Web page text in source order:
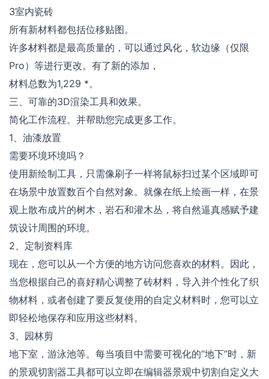
3室内瓷砖
所有新材料都包括位移贴图。
许多材料都是最高质量的，可以通过风化，软边缘（仅限
Pro）等进行更改。有了新的添加，
材料总数为1,229 *。
三、可靠的3D渲染工具和效果。
简化工作流程。并帮助您完成更多工作。
1、油漆放置
需要环境环境吗？
使用新绘制工具，只需像刷子一样将鼠标扫过某个区域即可
在场景中放置数百个自然对象。就像在纸上绘画一样，在景
观上散布成片的树木，岩石和灌木丛，将自然逼真感赋予建
筑设计周围的环境。
2、定制资料库
现在，您可以从一个方便的地方访问您喜欢的材料。因此，
当您根据自己的喜好精心调整了砖材料，导入并个性化了织
物材料，或者创建了要反复使用的自定义材料时，您可以立
即轻松地保存和应用这些材料。
3、园林剪
地下室，游泳池等。每当项目中需要可视化的“地下”时，新
的景观切割器工具都可以立即在编辑器景观中切割自定义大